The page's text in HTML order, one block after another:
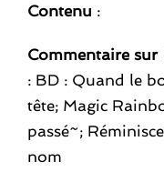
Contenu :
Commentaire sur
: BD : Quand le
tête; Magic
passé~;
nom